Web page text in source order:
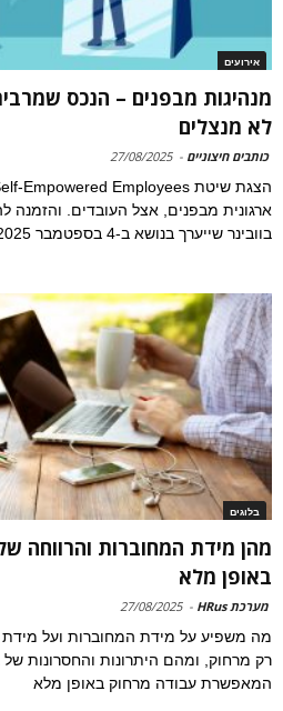
אירועים
מנהיגות מבפנים – הנכס
לא מנצלים
כותבים חיצוניים -
27/08/2025
ארגונית מבפנים, אצל העובדים.
בוובינר שייערך בנושא ב-4 בספטמבר 2025.
בלוגים
מהן מידת המחוברות והרווחה
באופן מלא
מערכת HRus -
27/08/2025
מה משפיע על מידת המחוברות ועל מידת
רק מרחוק, ומהם היתרונות והחסרונות
המאפשרת עבודה מרחוק באופן מלא